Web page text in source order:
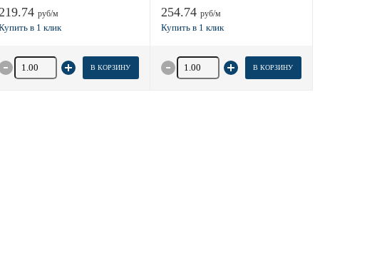
руб/м
Количество товара В КОРЗИНУ
254.74 руб/м
Количество товара В КОРЗИНУ